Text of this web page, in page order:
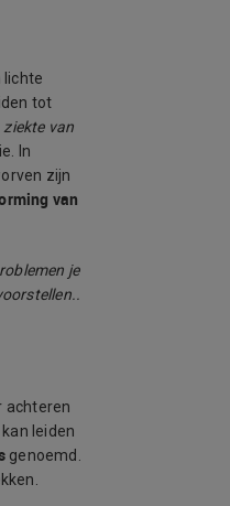
lichte
tot
ziekte van
In
zijn
van
je
achteren
leiden
genoemd.